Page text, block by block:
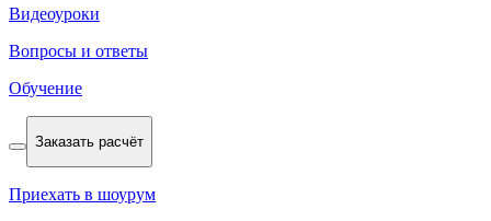
Видеоуроки
Вопросы и ответы
Обучение
Заказать расчёт
Приехать в шоурум